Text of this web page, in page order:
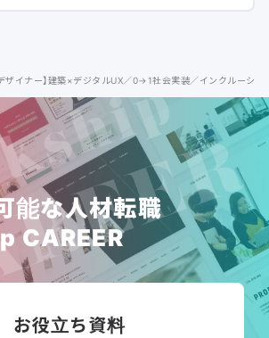
ザイナー】建築×デジタルUX／0→1社会実装／インクルーシブ
能な人材転職
CAREER
お役立ち資料